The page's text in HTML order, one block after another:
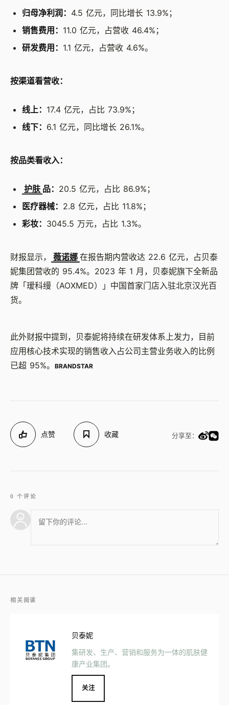
归母净利润： 4.5 亿元，同比增长 13.9%；
销售费用： 11.0 亿元，占营收 46.4%；
研发费用： 1.1 亿元，占营收 4.6%。
按渠道看营收：
线上： 17.4 亿元，占比 73.9%；
线下： 6.1 亿元，同比增长 26.1%。
按品类看收入：
护肤 品： 20.5 亿元，占比 86.9%；
医疗器械： 2.8 亿元，占比 11.8%；
彩妆： 3045.5 万元，占比 1.3%。
财报显示， 薇诺娜 在报告期内营收达 22.6 亿元，占贝泰
妮集团营收的 95.4%。2023 年 1 月，贝泰妮旗下全新品
牌「瑷科缦（AOXMED）」中国首家门店入驻北京汉光百
货。
此外财报中提到，贝泰妮将持续在研发体系上发力，目前
应用核心技术实现的销售收入占公司主营业务收入的比例
已超 95%。
BRANDSTAR
点赞 收藏 分享至：
0 个评论
相关阅读
贝泰妮
集研发、生产、营销和服务为一体的肌肤健
康产业集团。
关注